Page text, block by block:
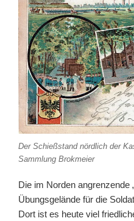
Der Schießstand nördlich der
Sammlung Brokmeier
Die im Norden angrenzende
Übungsgelände für die
Dort ist es heute viel